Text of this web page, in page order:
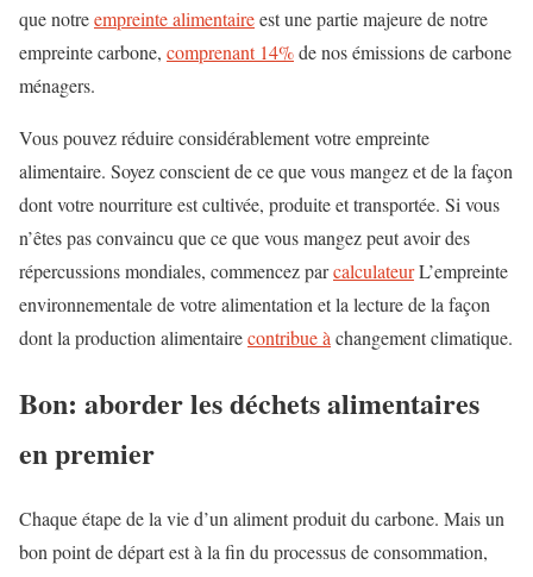
que notreempreinte alimentaireest une partie majeure de notre
empreinte carbone, comprenant 14%de nos émissions de carbone
ménagers.
Vous pouvez réduire considérablement votre empreinte
alimentaire. Soyez conscient de ce que vous mangez et de la façon
dont votre nourriture est cultivée, produite et transportée. Si vous
n’êtes pas convaincu que ce que vous mangez peut avoir des
répercussions mondiales, commencez parcalculateurL’empreinte
environnementale de votre alimentation et la lecture de la façon
dont la production alimentairecontribue àchangement climatique.
Bon: aborder les déchets alimentaires
en premier
Chaque étape de la vie d’un aliment produit du carbone. Mais un
bon point de départ est à la fin du processus de consommation,